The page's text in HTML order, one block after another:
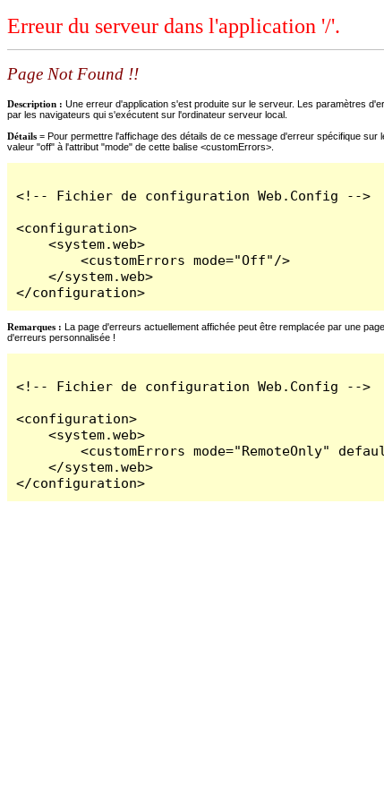
Erreur du serveur dans l'application '/'.
Page Not Found !!
Description : Une erreur d'application s'est produite sur le serveur. Les paramètres
par les navigateurs qui s'exécutent sur l'ordinateur serveur local.
Détails = Pour permettre l'affichage des détails de ce message d'erreur spécifique
valeur "off" à l'attribut "mode" de cette balise <customErrors>.
<!-- Fichier de configuration Web.Config -->
<configuration>
    <system.web>
        <customErrors mode="Off"/>
    </system.web>
</configuration>
Remarques : La page d'erreurs actuellement affichée peut être remplacée par une
d'erreurs personnalisée !
<!-- Fichier de configuration Web.Config -->
<configuration>
    <system.web>
<customErrors mode="RemoteOnly"
    </system.web>
</configuration>